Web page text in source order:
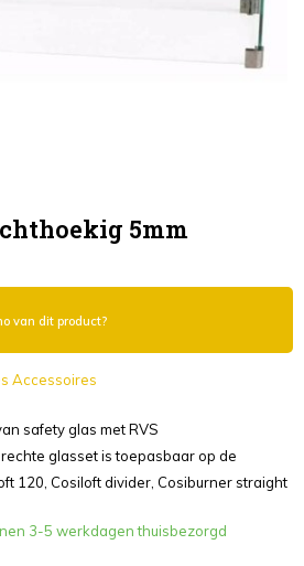
5mm
van dit product?
Accessoires
safety glas met RVS
glasset is toepasbaar op de
120, Cosiloft divider, Cosiburner straight
3-5 werkdagen thuisbezorgd